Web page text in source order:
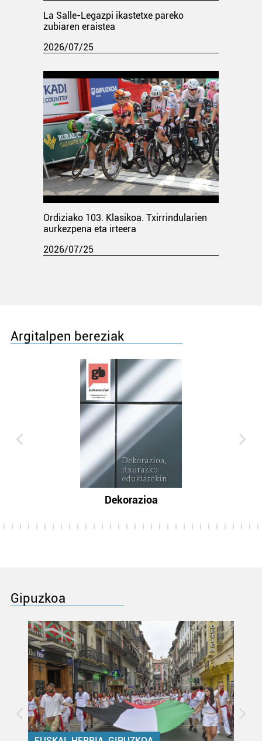
La Salle-Legazpi ikastetxe pareko
zubiaren eraistea
2026/07/25
Ordiziako 103. Klasikoa. Txirrindularien
aurkezpena eta irteera
2026/07/25
Argitalpen bereziak
Dekorazioa
Gipuzkoa